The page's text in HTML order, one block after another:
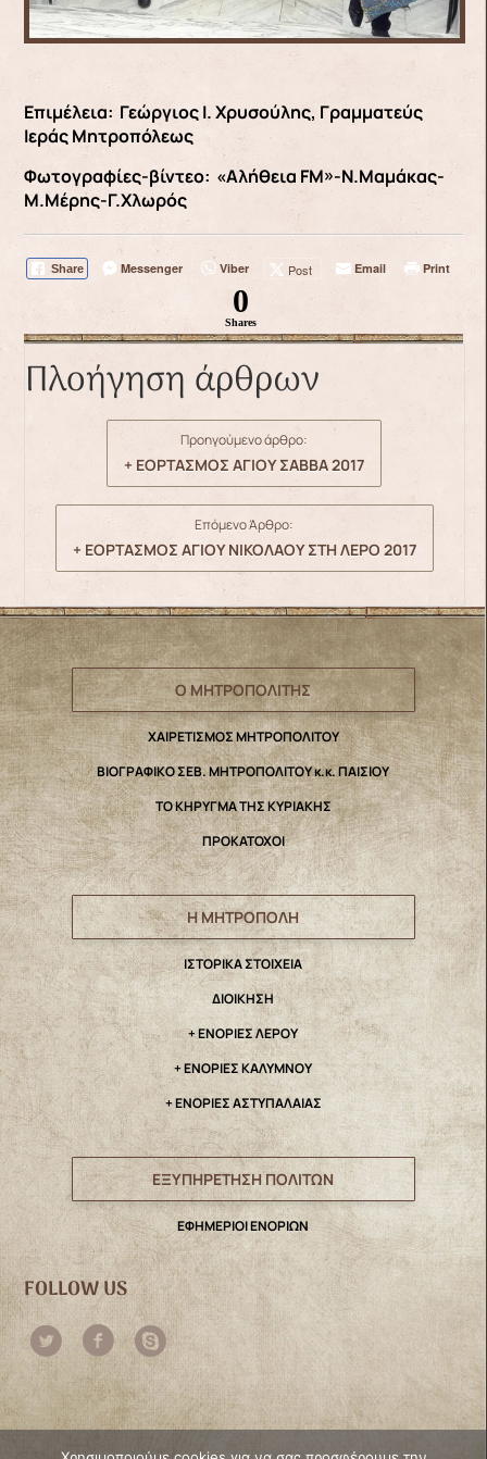
Επιμέλεια: Γεώργιος Ι. Χρυσούλης, Γραμματεύς
Ιεράς Μητροπόλεως
Φωτογραφίες-βίντεο: «Αλήθεια FM»-Ν.Μαμάκας-
Μ.Μέρης-Γ.Χλωρός
Share Messenger Viber Post Email Print
0
Shares
Πλοήγηση άρθρων
Προηγούμενο άρθρο:
+ ΕΟΡΤΑΣΜΟΣ ΑΓΙΟΥ ΣΑΒΒΑ 2017
Επόμενο Άρθρο:
+ ΕΟΡΤΑΣΜΟΣ ΑΓΙΟΥ ΝΙΚΟΛΑΟΥ ΣΤΗ ΛΕΡΟ 2017
Ο ΜΗΤΡΟΠΟΛΙΤΗΣ
ΧΑΙΡΕΤΙΣΜΟΣ ΜΗΤΡΟΠΟΛΙΤΟΥ
ΒΙΟΓΡΑΦΙΚΟ ΣΕΒ. ΜΗΤΡΟΠΟΛΙΤΟΥ κ.κ. ΠΑΙΣΙΟΥ
ΤΟ ΚΗΡΥΓΜΑ ΤΗΣ ΚΥΡΙΑΚΗΣ
ΠΡΟΚΑΤΟΧΟΙ
Η ΜΗΤΡΟΠΟΛΗ
IΣΤΟΡΙΚΑ ΣΤΟΙΧΕΙΑ
ΔΙΟΙΚΗΣΗ
+ ΕΝΟΡΙΕΣ ΛΕΡΟΥ
+ ΕΝΟΡΙΕΣ ΚΑΛΥΜΝΟΥ
+ ΕΝΟΡΙΕΣ ΑΣΤΥΠΑΛΑΙΑΣ
ΕΞΥΠΗΡΕΤΗΣΗ ΠΟΛΙΤΩΝ
ΕΦΗΜΕΡΙΟΙ ΕΝΟΡΙΩΝ
FOLLOW US